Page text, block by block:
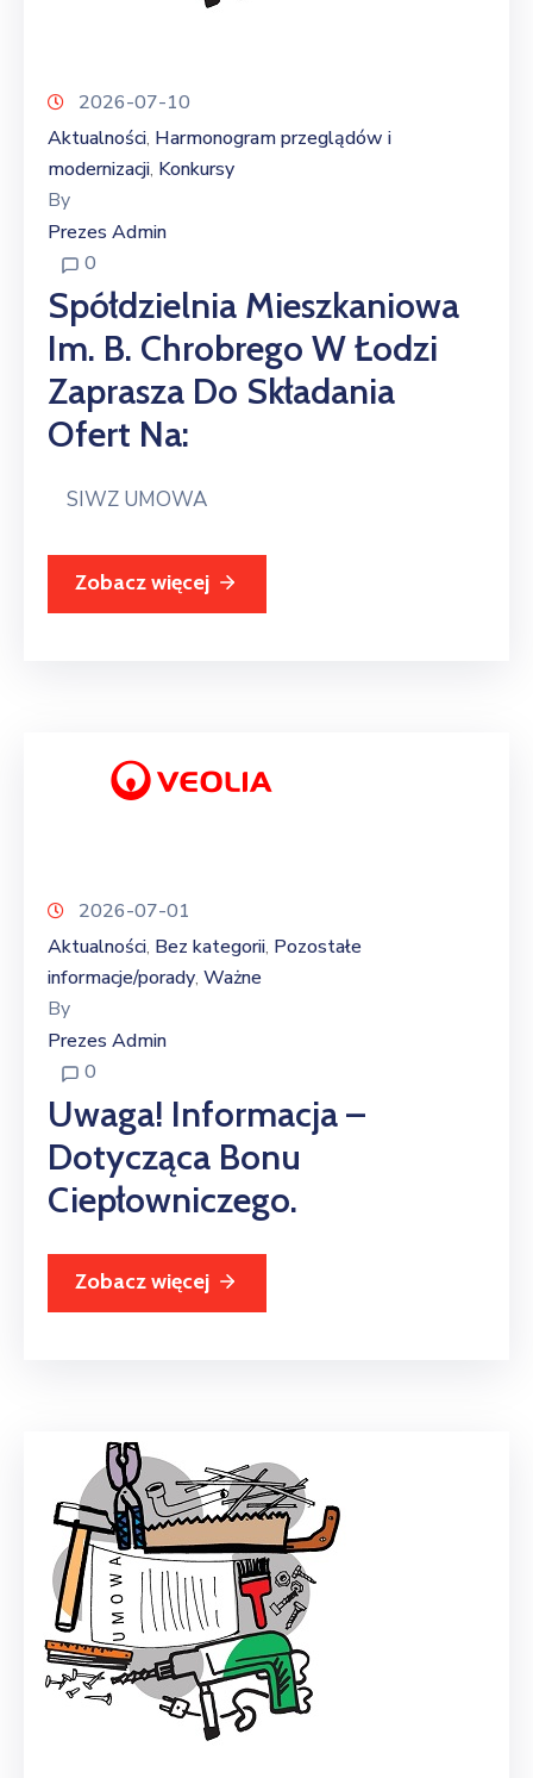
2026-07-10
Aktualności‚ Harmonogram przeglądów i
modernizacji‚ Konkursy
By
Prezes Admin
0
Spółdzielnia Mieszkaniowa
Im. B. Chrobrego W Łodzi
Zaprasza Do Składania
Ofert Na:
SIWZ UMOWA
Zobacz więcej
2026-07-01
Aktualności‚ Bez kategorii‚ Pozostałe
informacje/porady‚ Ważne
By
Prezes Admin
0
Uwaga! Informacja –
Dotycząca Bonu
Ciepłowniczego.
Zobacz więcej